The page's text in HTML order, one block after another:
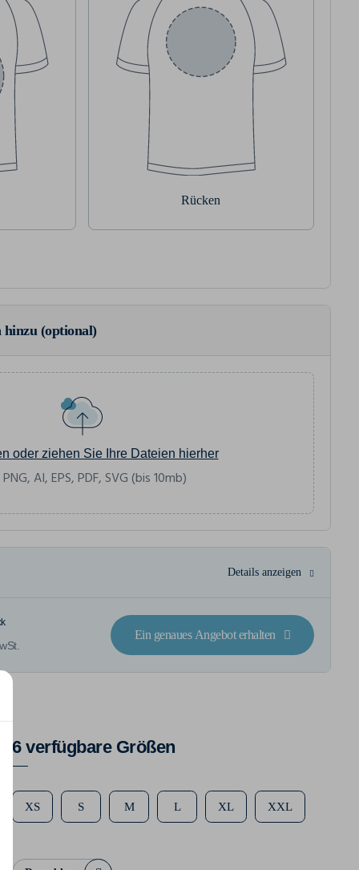
Rücken
hinzu (optional)
oder ziehen Sie Ihre Dateien hierher
PNG, AI, EPS, PDF, SVG (bis 10mb)
Details anzeigen
Ein genaues Angebot erhalten
6 verfügbare Größen
XS S M L XL XXL